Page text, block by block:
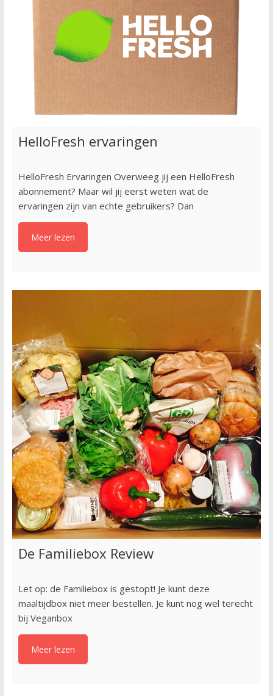
HelloFresh ervaringen
HelloFresh Ervaringen Overweeg jij een HelloFresh
abonnement? Maar wil jij eerst weten wat de
ervaringen zijn van echte gebruikers? Dan
Meer lezen
De Familiebox Review
Let op: de Familiebox is gestopt! Je kunt deze
maaltijdbox niet meer bestellen. Je kunt nog wel terecht
bij Veganbox
Meer lezen